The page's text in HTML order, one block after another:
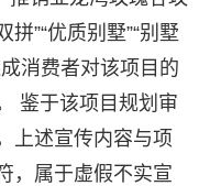
拼”“优质别墅”“别墅
消费者对该项目的
鉴于该项目规划审
上述宣传内容与项
，属于虚假不实宣